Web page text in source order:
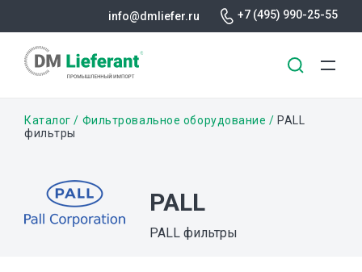
info@dmliefer.ru +7 (495) 990-25-55
Строка
Каталог Фильтровальное оборудование
PALL
фильтры
PALL
PALL фильтры